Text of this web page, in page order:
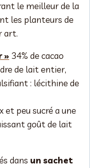
le meilleur de la
les planteurs de
art.
» 34% de cacao
de lait entier,
: lécithine de
et peu sucré a une
goût de lait
dans un sachet